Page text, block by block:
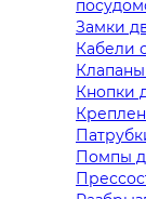
Замки
Кабели
Кнопки
Помпы